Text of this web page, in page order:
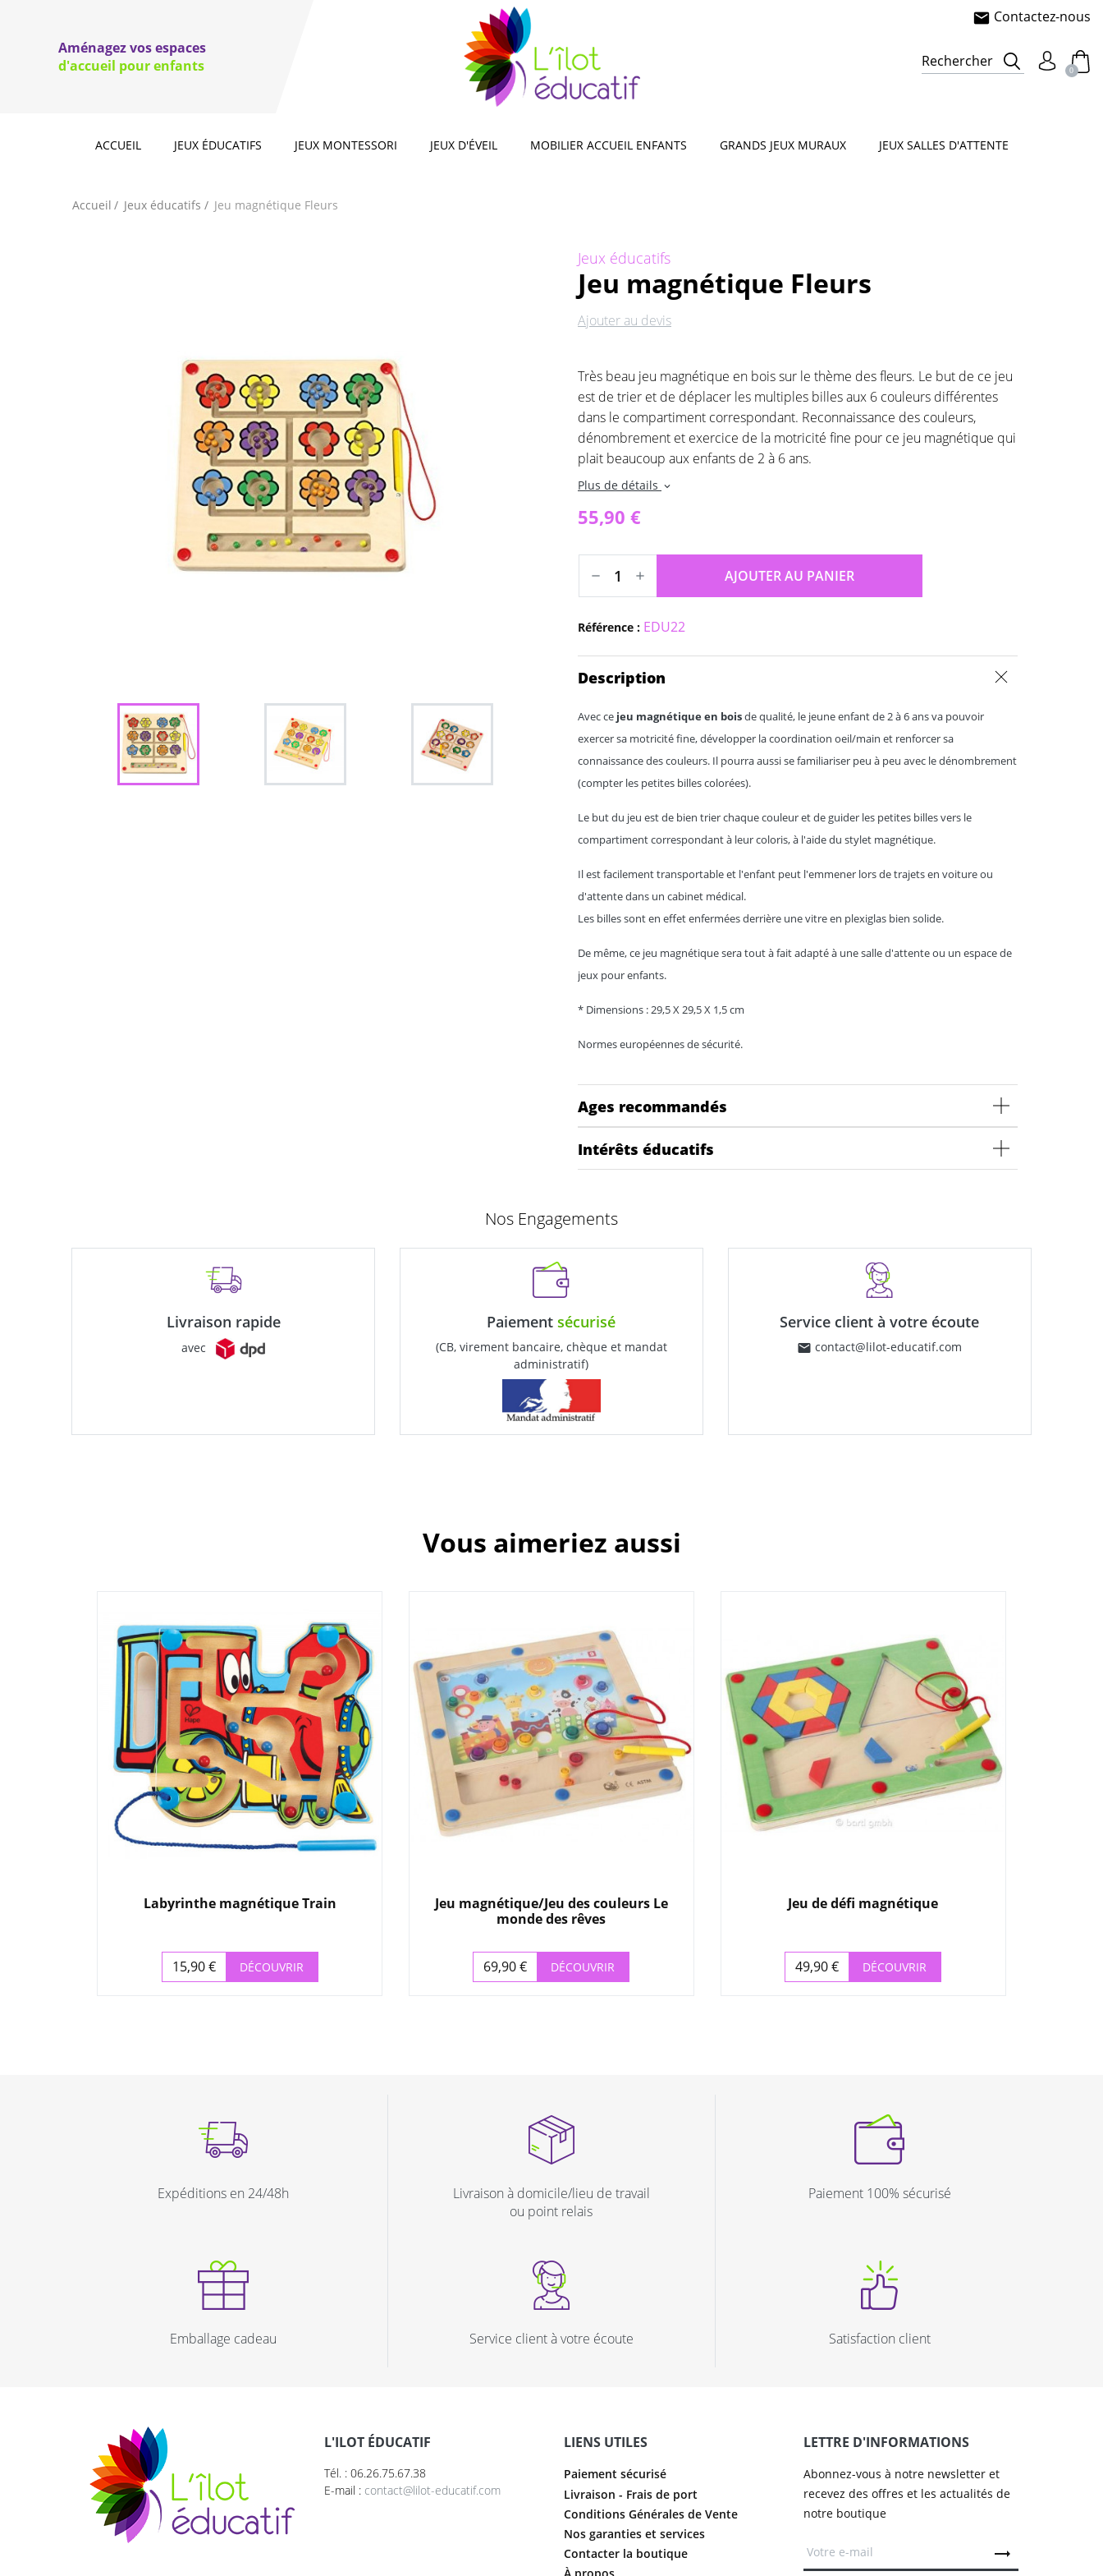
Aménagez vos espaces
d'accueil pour enfants
ACCUEIL JEUX ÉDUCATIFS
Jeux de motricité fine, jeux à lacer
Jeux d'observation, mémos,
Jeux d'exploration de la nature,
Jeux de reconnaissance sensorielle
JEUX MONTESSORI JEUX D'ÉVEIL MOBILIER ACCUEIL ENFANTS GRANDS JEUX MURAUX JEUX SALLES D'ATTENTE
mail Contactez-nous
Rechercher
0
Accueil Jeux éducatifs Jeu magnétique Fleurs
Jeux éducatifs
Jeu magnétique Fleurs
Ajouter au devis
Très beau jeu magnétique en bois sur le thème des fleurs. Le but de ce jeu
est de trier et de déplacer les multiples billes aux 6 couleurs différentes
dans le compartiment correspondant. Reconnaissance des couleurs,
dénombrement et exercice de la motricité fine pour ce jeu magnétique qui
plait beaucoup aux enfants de 2 à 6 ans.
Plus de détails expand_more
55,90 €
AJOUTER AU PANIER
Référence : EDU22
Description
Avec ce jeu magnétique en boisde qualité, le jeune enfant de 2 à 6 ans va pouvoir
exercer sa motricité fine, développer la coordination oeil/main et renforcer sa
connaissance des couleurs. Il pourra aussi se familiariser peu à peu avec le dénombrement
(compter les petites billes colorées).
Le but du jeu est de bien trier chaque couleur et de guider les petites billes vers le
compartiment correspondant à leur coloris, à l'aide du stylet magnétique.
Il est facilement transportable et l'enfant peut l'emmener lors de trajets en voiture ou
d'attente dans un cabinet médical.
Les billes sont en effet enfermées derrière une vitre en plexiglas bien solide.
De même, ce jeu magnétique sera tout à fait adapté à une salle d'attente ou un espace de
jeux pour enfants.
* Dimensions :29,5 X 29,5 X 1,5 cm
Normes européennes de sécurité.
Ages recommandés
Intérêts éducatifs
Nos Engagements
Livraison rapide
avec
Paiementsécurisé
(CB, virement bancaire, chèque et mandat
administratif)
Service client à votre écoute
contact@lilot-educatif.com
Vous aimeriez aussi
Labyrinthe magnétique Train
Prix
15,90 € DÉCOUVRIR
Jeu magnétique/Jeu des couleurs Le
monde des rêves
Prix
69,90 € DÉCOUVRIR
Jeu de défi magnétique
Prix
49,90 € DÉCOUVRIR
Expéditions en 24/48h
Livraison à domicile/lieu de travail
ou point relais
Paiement 100% sécurisé
Emballage cadeau Service client à votre écoute Satisfaction client
L'ILOT ÉDUCATIF
Tél. : 06.26.75.67.38
E-mail : contact@lilot-educatif.com
LIENS UTILES
Paiement sécurisé
Livraison - Frais de port
Conditions Générales de Vente
Nos garanties et services
Contacter la boutique
LETTRE D'INFORMATIONS
Abonnez-vous à notre newsletter et
recevez des offres et les actualités de
notre boutique